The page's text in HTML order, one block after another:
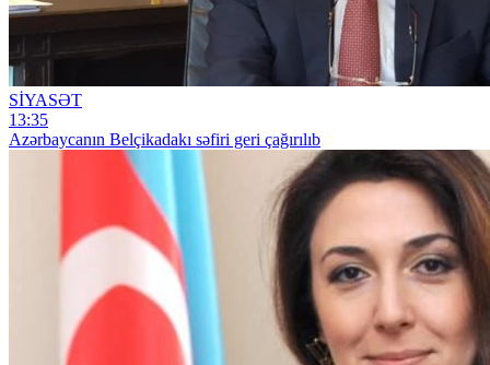
SİYASƏT
13:35
Azərbaycanın Belçikadakı səfiri geri çağırılıb